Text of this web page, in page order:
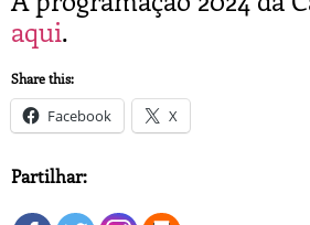
aqui.
Share this:
Facebook X
Partilhar: